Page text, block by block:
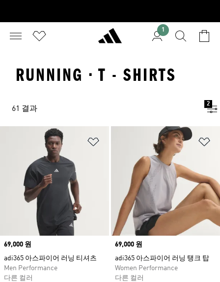
1
RUNNING · T - SHIRTS
61 결과
2
위시리스트 담기
Price
69,000 원
adi365 아스파이어 러닝 티셔츠
Men Performance
다른 컬러
Price
69,000 원
adi365 아스파이어 러닝 탱크 탑
Women Performance
다른 컬러